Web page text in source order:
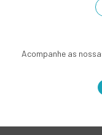
Acompanhe as